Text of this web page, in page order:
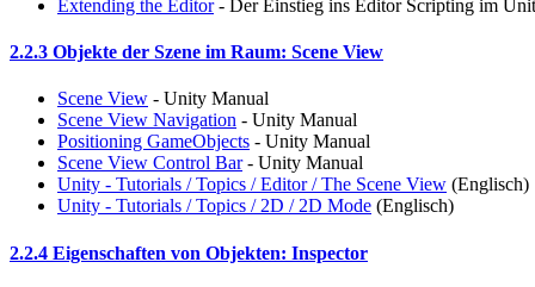
Extending the Editor- Der Einstieg ins Editor Scripting im
2.2.3 Objekte der Szene im Raum: Scene View
Scene View - Unity Manual
Scene View Navigation - Unity Manual
Positioning GameObjects - Unity Manual
Scene View Control Bar- Unity Manual
Unity - Tutorials / Topics / Editor / The Scene View (Englisch)
Unity - Tutorials / Topics / 2D / 2D Mode (Englisch)
2.2.4 Eigenschaften von Objekten: Inspector